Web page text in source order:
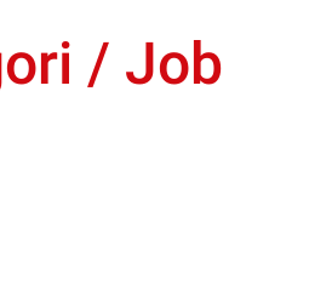
/ Job